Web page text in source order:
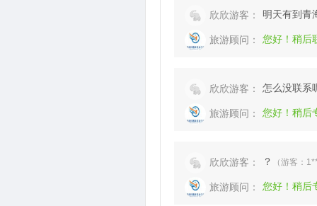
欣欣游客： 明天有到青
旅游顾问： 您好！稍后
欣欣游客： 怎么没联系
旅游顾问： 您好！稍后
欣欣游客： ？ （游客：
旅游顾问： 您好！稍后